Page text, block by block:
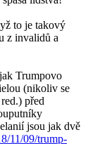
to je takový
z invalidů a
Trumpovo
(nikoliv se
před
jsou jak dvě
11/09/trump-